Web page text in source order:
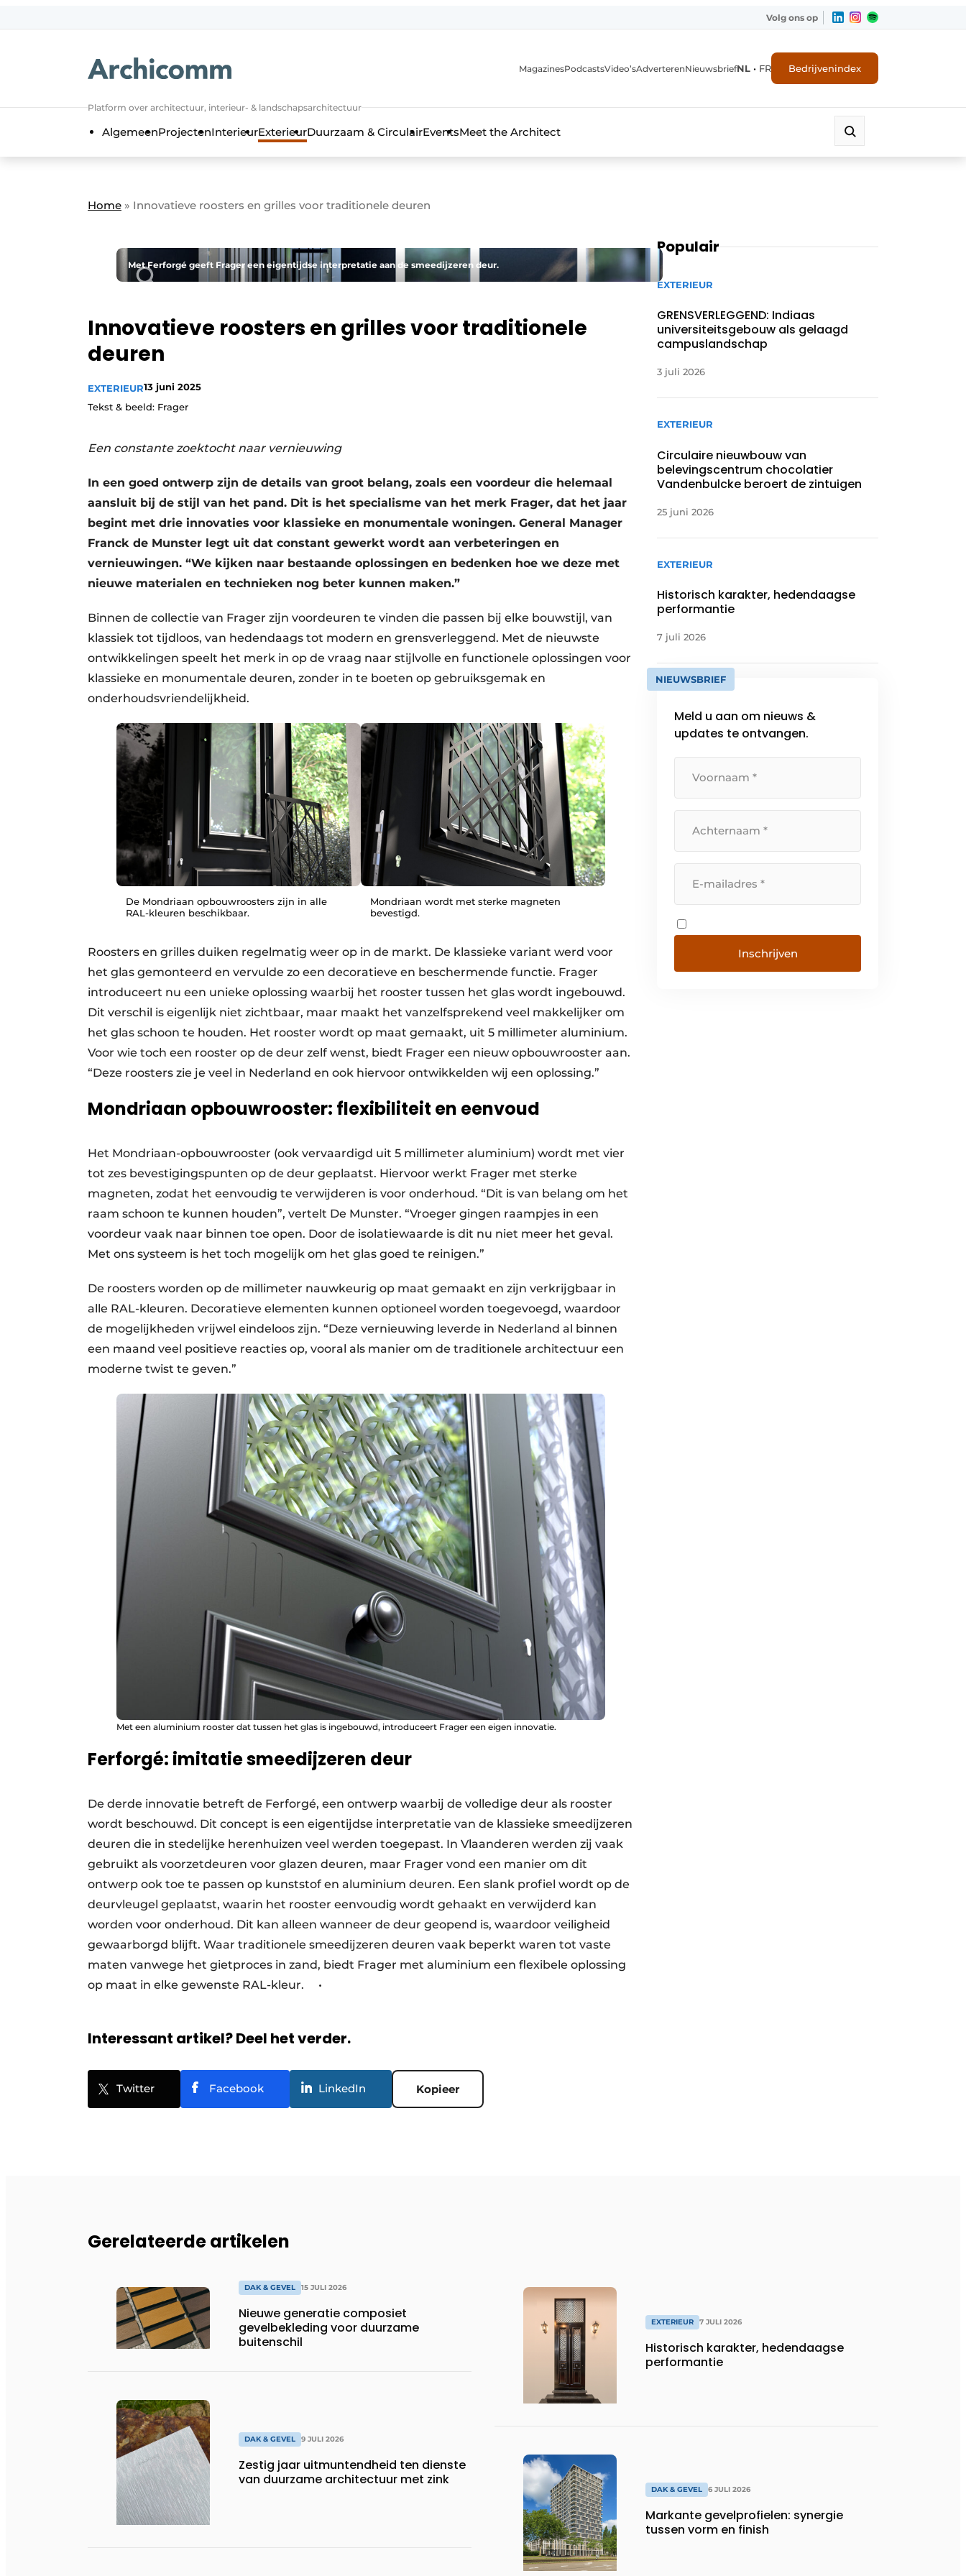
Volg ons op
Platform over architectuur, interieur- & landschapsarchitectuur
MagazinesPodcastsVideo’sAdverterenNieuwsbriefNL • FR Bedrijvenindex
AlgemeenProjectenInterieurExterieurDuurzaam & CirculairEventsMeet the Architect
Home » Innovatieve roosters en grilles voor traditionele deuren
Met Ferforgé geeft Frager een eigentijdse interpretatie aan de smeedijzeren deur.
Innovatieve roosters en grilles voor traditionele
deuren
EXTERIEUR13 juni 2025
Tekst & beeld: Frager
Een constante zoektocht naar vernieuwing
In een goed ontwerp zijn de details van groot belang, zoals een voordeur die helemaal
aansluit bij de stijl van het pand. Dit is het specialisme van het merk Frager, dat het jaar
begint met drie innovaties voor klassieke en monumentale woningen. General Manager
Franck de Munster legt uit dat constant gewerkt wordt aan verbeteringen en
vernieuwingen. “We kijken naar bestaande oplossingen en bedenken hoe we deze met
nieuwe materialen en technieken nog beter kunnen maken.”
Binnen de collectie van Frager zijn voordeuren te vinden die passen bij elke bouwstijl, van
klassiek tot tijdloos, van hedendaags tot modern en grensverleggend. Met de nieuwste
ontwikkelingen speelt het merk in op de vraag naar stijlvolle en functionele oplossingen voor
klassieke en monumentale deuren, zonder in te boeten op gebruiksgemak en
onderhoudsvriendelijkheid.
De Mondriaan opbouwroosters zijn in alle
RAL-kleuren beschikbaar.
Mondriaan wordt met sterke magneten
bevestigd.
Roosters en grilles duiken regelmatig weer op in de markt. De klassieke variant werd voor
het glas gemonteerd en vervulde zo een decoratieve en beschermende functie. Frager
introduceert nu een unieke oplossing waarbij het rooster tussen het glas wordt ingebouwd.
Dit verschil is eigenlijk niet zichtbaar, maar maakt het vanzelfsprekend veel makkelijker om
het glas schoon te houden. Het rooster wordt op maat gemaakt, uit 5 millimeter aluminium.
Voor wie toch een rooster op de deur zelf wenst, biedt Frager een nieuw opbouwrooster aan.
“Deze roosters zie je veel in Nederland en ook hiervoor ontwikkelden wij een oplossing.”
Mondriaan opbouwrooster: flexibiliteit en eenvoud
Het Mondriaan-opbouwrooster (ook vervaardigd uit 5 millimeter aluminium) wordt met vier
tot zes bevestigingspunten op de deur geplaatst. Hiervoor werkt Frager met sterke
magneten, zodat het eenvoudig te verwijderen is voor onderhoud. “Dit is van belang om het
raam schoon te kunnen houden”, vertelt De Munster. “Vroeger gingen raampjes in een
voordeur vaak naar binnen toe open. Door de isolatiewaarde is dit nu niet meer het geval.
Met ons systeem is het toch mogelijk om het glas goed te reinigen.”
De roosters worden op de millimeter nauwkeurig op maat gemaakt en zijn verkrijgbaar in
alle RAL-kleuren. Decoratieve elementen kunnen optioneel worden toegevoegd, waardoor
de mogelijkheden vrijwel eindeloos zijn. “Deze vernieuwing leverde in Nederland al binnen
een maand veel positieve reacties op, vooral als manier om de traditionele architectuur een
moderne twist te geven.”
Met een aluminium rooster dat tussen het glas is ingebouwd, introduceert Frager een eigen innovatie.
Ferforgé: imitatie smeedijzeren deur
De derde innovatie betreft de Ferforgé, een ontwerp waarbij de volledige deur als rooster
wordt beschouwd. Dit concept is een eigentijdse interpretatie van de klassieke smeedijzeren
deuren die in stedelijke herenhuizen veel werden toegepast. In Vlaanderen werden zij vaak
gebruikt als voorzetdeuren voor glazen deuren, maar Frager vond een manier om dit
ontwerp ook toe te passen op kunststof en aluminium deuren. Een slank profiel wordt op de
deurvleugel geplaatst, waarin het rooster eenvoudig wordt gehaakt en verwijderd kan
worden voor onderhoud. Dit kan alleen wanneer de deur geopend is, waardoor veiligheid
gewaarborgd blijft. Waar traditionele smeedijzeren deuren vaak beperkt waren tot vaste
maten vanwege het gietproces in zand, biedt Frager met aluminium een flexibele oplossing
op maat in elke gewenste RAL-kleur. •
Interessant artikel? Deel het verder.
Twitter Facebook LinkedIn Kopieer
Populair
EXTERIEUR
GRENSVERLEGGEND: Indiaas
universiteitsgebouw als gelaagd
campuslandschap
3 juli 2026
EXTERIEUR
Circulaire nieuwbouw van
belevingscentrum chocolatier
Vandenbulcke beroert de zintuigen
25 juni 2026
EXTERIEUR
Historisch karakter, hedendaagse
performantie
7 juli 2026
NIEUWSBRIEF
Meld u aan om nieuws &
updates te ontvangen.
Inschrijven
Gerelateerde artikelen
DAK & GEVEL 15 JULI 2026
Nieuwe generatie composiet
gevelbekleding voor duurzame
buitenschil
DAK & GEVEL 9 JULI 2026
Zestig jaar uitmuntendheid ten dienste
van duurzame architectuur met zink
EXTERIEUR 7 JULI 2026
Historisch karakter, hedendaagse
performantie
DAK & GEVEL 6 JULI 2026
Markante gevelprofielen: synergie
tussen vorm en finish